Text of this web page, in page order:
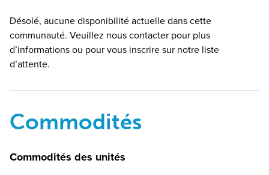
Désolé, aucune disponibilité actuelle dans cette
communauté. Veuillez nous contacter pour plus
d’informations ou pour vous inscrire sur notre liste
d’attente.
Commodités
Commodités des unités